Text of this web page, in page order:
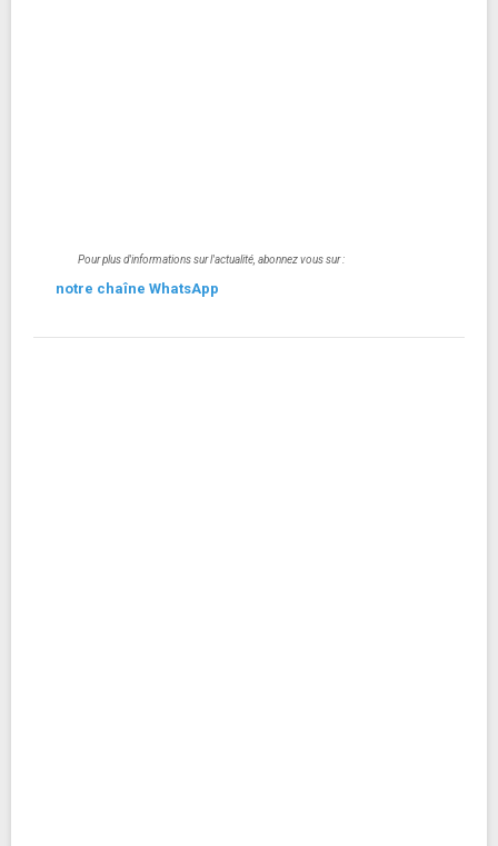
Pour plus d'informations sur l'actualité, abonnez vous sur :
notre chaîne WhatsApp